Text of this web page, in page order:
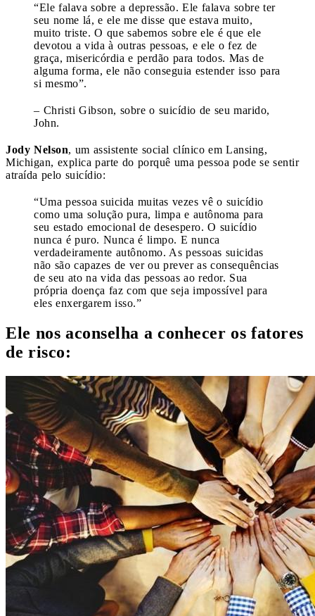
“Ele falava sobre a depressão. Ele falava sobre ter
seu nome lá, e ele me disse que estava muito,
muito triste. O que sabemos sobre ele é que ele
devotou a vida à outras pessoas, e ele o fez de
graça, misericórdia e perdão para todos. Mas de
alguma forma, ele não conseguia estender isso para
si mesmo”.
– Christi Gibson, sobre o suicídio de seu marido,
John.
Jody Nelson, um assistente social clínico em Lansing,
Michigan, explica parte do porquê uma pessoa pode se sentir
atraída pelo suicídio:
“Uma pessoa suicida muitas vezes vê o suicídio
como uma solução pura, limpa e autônoma para
seu estado emocional de desespero. O suicídio
nunca é puro. Nunca é limpo. E nunca
verdadeiramente autônomo. As pessoas suicidas
não são capazes de ver ou prever as consequências
de seu ato na vida das pessoas ao redor. Sua
própria doença faz com que seja impossível para
eles enxergarem isso.”
Ele nos aconselha a conhecer os fatores
de risco: